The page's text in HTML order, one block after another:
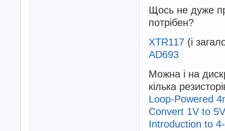
Щось не дуже
потрібен?
XTR117 (і
AD693
Можна і на
кілька
Loop-Powered
Convert 1V to
Introduction to